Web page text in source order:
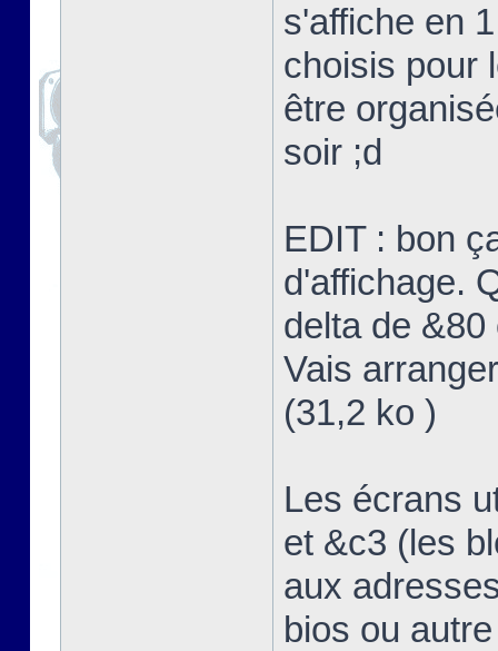
s'affiche en
choisis pour
être
soir ;d
EDIT : bon
d'affichage.
delta de
Vais
(31,2 ko )
Les écrans
et &c3 (les
aux
bios ou